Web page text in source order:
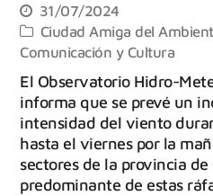
31/07/2024
Ciudad Amiga del
Comunicación y Cultura
El Observatorio Hidro-
informa que se prevé un
intensidad del viento
hasta el viernes por la
sectores de la provincia
predominante de estas